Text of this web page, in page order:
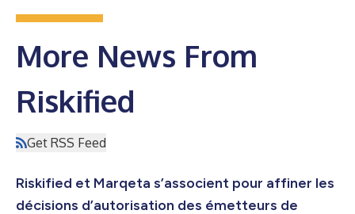
More News From
Riskified
Get RSS Feed
Riskified et Marqeta s’associent pour affiner les
décisions d’autorisation des émetteurs de